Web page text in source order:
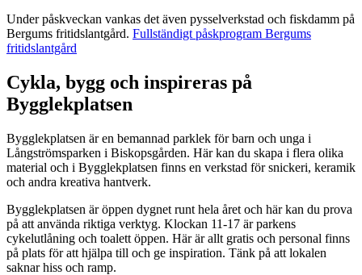
Under påskveckan vankas det även pysselverkstad och fiskdamm på
Bergums fritidslantgård. Fullständigt påskprogram Bergums
fritidslantgård
Cykla, bygg och inspireras på
Bygglekplatsen
Bygglekplatsen är en bemannad parklek för barn och unga i
Långströmsparken i Biskopsgården. Här kan du skapa i flera olika
material och i Bygglekplatsen finns en verkstad för snickeri, keramik
och andra kreativa hantverk.
Bygglekplatsen är öppen dygnet runt hela året och här kan du prova
på att använda riktiga verktyg. Klockan 11-17 är parkens
cykelutlåning och toalett öppen. Här är allt gratis och personal finns
på plats för att hjälpa till och ge inspiration. Tänk på att lokalen
saknar hiss och ramp.